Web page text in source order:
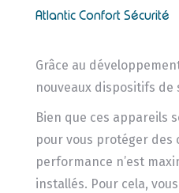
Atlantic Confort Sécurité
Grâce au
nouveaux dispositifs
Bien que ces appareils
pour vous protéger des
performance n’est
installés. Pour cela,